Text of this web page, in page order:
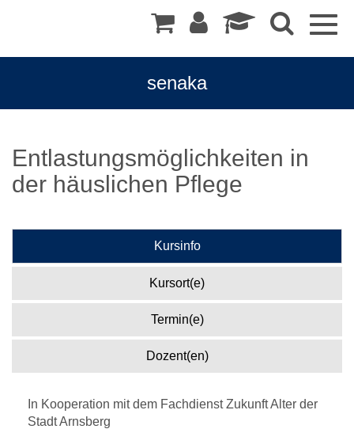
senaka
Entlastungsmöglichkeiten in
der häuslichen Pflege
Kursinfo
Kursort(e)
Termin(e)
Dozent(en)
In Kooperation mit dem Fachdienst Zukunft Alter der
Stadt Arnsberg